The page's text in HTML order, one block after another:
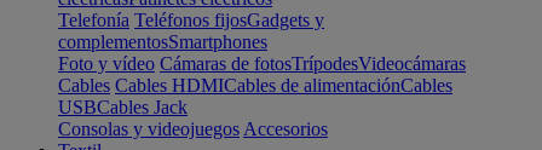
Telefonía Teléfonos fijosGadgets y
complementosSmartphones
Foto y vídeo Cámaras de fotosTrípodesVideocámaras
Cables Cables HDMICables de alimentaciónCables
USBCables Jack
Consolas y videojuegos Accesorios